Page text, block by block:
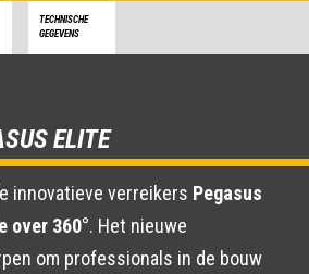
TECHNISCHE
GEGEVENS
ELITE
innovatieve verreikers Pegasus
over 360°. Het nieuwe
om professionals in de bouw